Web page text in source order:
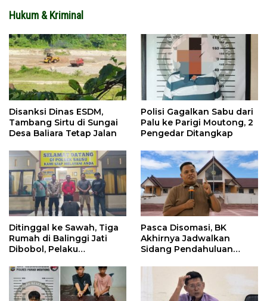
Hukum & Kriminal
Disanksi Dinas ESDM,
Tambang Sirtu di Sungai
Desa Baliara Tetap Jalan
Polisi Gagalkan Sabu dari
Palu ke Parigi Moutong, 2
Pengedar Ditangkap
Ditinggal ke Sawah, Tiga
Rumah di Balinggi Jati
Dibobol, Pelaku
Pasca Disomasi, BK
Akhirnya Jadwalkan
Sidang Pendahuluan